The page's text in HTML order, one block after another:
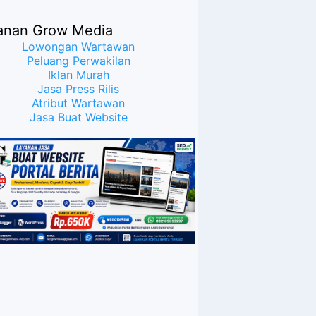
Grow Media
Lowongan Wartawan
Peluang Perwakilan
Iklan Murah
Jasa Press Rilis
Atribut Wartawan
Jasa Buat Website